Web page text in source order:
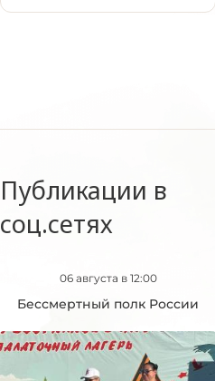
Публикации в
соц.сетях
06 августа в 12:00
Бессмертный полк России